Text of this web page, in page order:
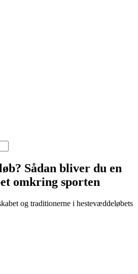
Sådan bliver du en
omkring sporten
og traditionerne i hestevæddeløbets